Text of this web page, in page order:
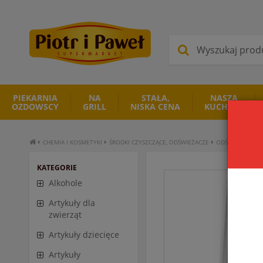
PIEKARNIA
OZDOWSCY
NA
GRILL
STAŁA,
NISKA CENA
NASZA
KUCHNIA
CHEMIA I KOSMETYKI ŚRODKI CZYSZCZĄCE, ODŚWIEŻACZE ODŚWIEŻACZE
KATEGORIE
Alkohole
Artykuły dla
zwierząt
Artykuły dziecięce
Artykuły